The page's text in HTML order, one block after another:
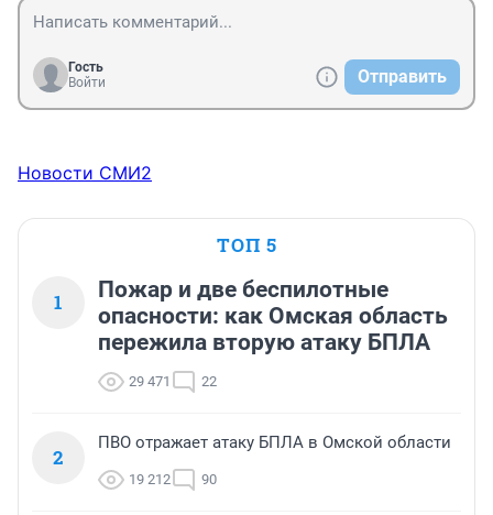
Гость
Войти
Отправить
Новости СМИ2
ТОП 5
1
Пожар и две беспилотные
опасности: как Омская область
пережила вторую атаку БПЛА
29 471 22
2
ПВО отражает атаку БПЛА в Омской области
19 212 90